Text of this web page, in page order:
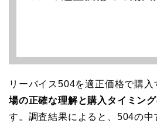
リーバイス504を適正価格で購
場の正確な理解と購入タイミン
す。調査結果によると、504の